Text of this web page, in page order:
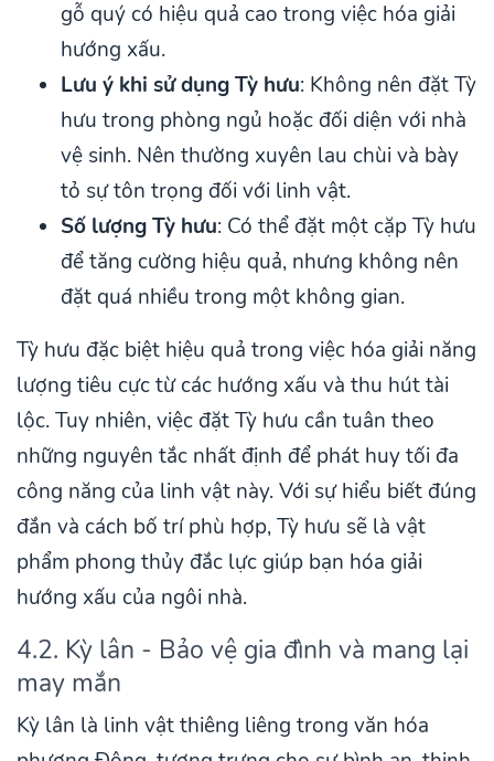
gỗ quý có hiệu quả cao trong việc hóa giải
hướng xấu.
Lưu ý khi sử dụng Tỳ hưu: Không nên đặt Tỳ
hưu trong phòng ngủ hoặc đối diện với nhà
vệ sinh. Nên thường xuyên lau chùi và bày
tỏ sự tôn trọng đối với linh vật.
Số lượng Tỳ hưu: Có thể đặt một cặp Tỳ hưu
để tăng cường hiệu quả, nhưng không nên
đặt quá nhiều trong một không gian.
Tỳ hưu đặc biệt hiệu quả trong việc hóa giải năng
lượng tiêu cực từ các hướng xấu và thu hút tài
lộc. Tuy nhiên, việc đặt Tỳ hưu cần tuân theo
những nguyên tắc nhất định để phát huy tối đa
công năng của linh vật này. Với sự hiểu biết đúng
đắn và cách bố trí phù hợp, Tỳ hưu sẽ là vật
phẩm phong thủy đắc lực giúp bạn hóa giải
hướng xấu của ngôi nhà.
4.2. Kỳ lân - Bảo vệ gia đình và mang lại
may mắn
Kỳ lân là linh vật thiêng liêng trong văn hóa